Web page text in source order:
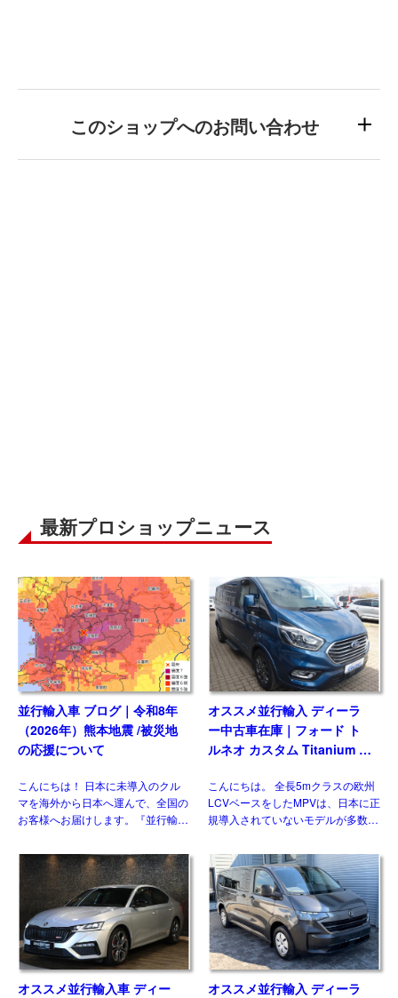
こんにちは！ 日本に未導入のクル
マを海外から日本へ運んで、全国の
あれこれ』では、輸送や国内での検
査、保険、保証などのお話はしてき
ました(過去ブログ参照)。今回は並
行輸入車 ブログ｜令和8年 […]
左ハンドル
こんにちは。 全長5mクラスの欧州
LCVベースをしたMPVは、日本に正
占めますが、ウィズカーズ（ウィズ
トレーディング）でもお客様の問い
合わせおよび並行輸入実績の多いジ
ャンルのひとつです。& […]
オススメ並行輸入車 ディー
ラー中古車在庫｜シュコダ
7DSG 右ハンドル
こんにちは！ ウィズトレーディン
グ（ウィズカーズ）がご案内する、
車。今回ご紹介するのは、日本未導
入のシュコダ オクタビア
vRS(Skoda Octavia vRS）です。
グレード追加で […]
オススメ並行輸入 ディーラ
ー中古車在庫｜新型フォルク
2.0TDI 150PS 9人乗り LWB
8AT 左ハンドル
こんにちは！ フォルクスワーゲン
の乗用MPVは長年トランスポーター
第7世代では大きな動きがありまし
た。マルチバンやカリフォルニアが
乗用車系プラットフォームを採用し
たモデルとして […]